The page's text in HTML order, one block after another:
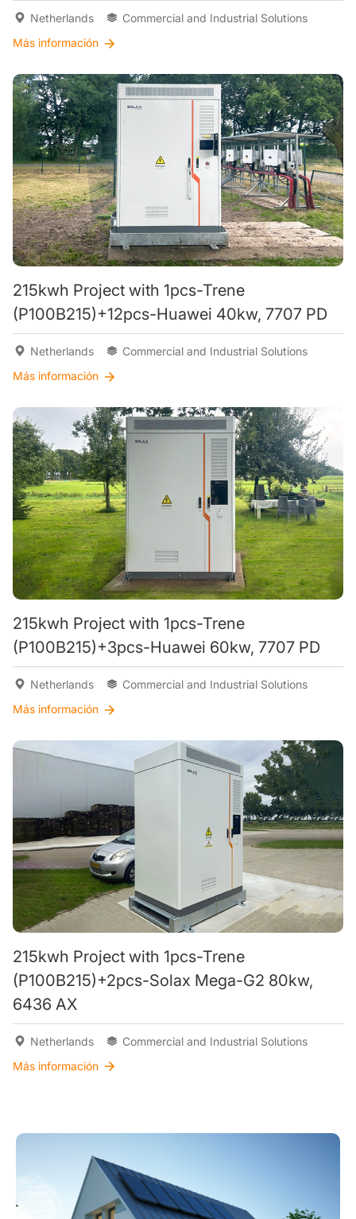
Netherlands
Commercial and Industrial Solutions
Más información
215kwh Project with 1pcs-Trene
(P100B215)+12pcs-Huawei 40kw, 7707 PD
Netherlands
Commercial and Industrial Solutions
Más información
215kwh Project with 1pcs-Trene
(P100B215)+3pcs-Huawei 60kw, 7707 PD
Netherlands
Commercial and Industrial Solutions
Más información
215kwh Project with 1pcs-Trene
(P100B215)+2pcs-Solax Mega-G2 80kw,
6436 AX
Netherlands
Commercial and Industrial Solutions
Más información